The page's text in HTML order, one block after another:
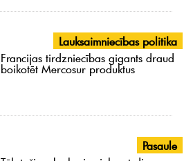
Lauksaimniecības politika
Francijas tirdzniecības gigants draud
boikotēt Mercosur produktus
Pasaule